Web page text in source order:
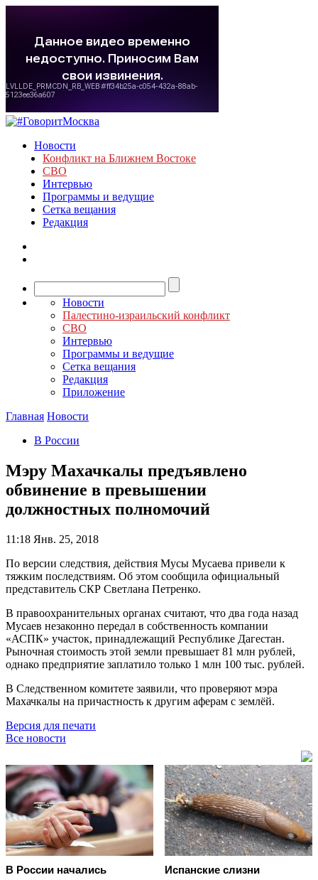
Новости
Конфликт на Ближнем Востоке
СВО
Интервью
Программы и ведущие
Сетка вещания
Редакция
Новости
Палестино-израильский конфликт
СВО
Интервью
Программы и ведущие
Сетка вещания
Редакция
Приложение
Главная Новости
В России
Мэру Махачкалы предъявлено
обвинение в превышении
должностных полномочий
11:18 Янв. 25, 2018
По версии следствия, действия Мусы Мусаева привели к
тяжким последствиям. Об этом сообщила официальный
представитель СКР Светлана Петренко.
В правоохранительных органах считают, что два года назад
Мусаев незаконно передал в собственность компании
«АСПК» участок, принадлежащий Республике Дагестан.
Рыночная стоимость этой земли превышает 81 млн рублей,
однако предприятие заплатило только 1 млн 100 тыс. рублей.
В Следственном комитете заявили, что проверяют мэра
Махачкалы на причастность к другим аферам с землёй.
Версия для печати
Все новости
В России начались
Испанские слизни